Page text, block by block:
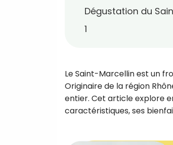
Dégustation du
1
Le Saint-Marcellin est un
Originaire de la région
entier. Cet article explore
caractéristiques, ses